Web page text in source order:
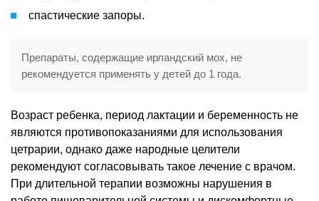
спастические запоры.
Препараты, содержащие ирландский мох, не
рекомендуется применять у детей до 1 года.
Возраст ребенка, период лактации и беременность не
являются противопоказаниями для использования
цетрарии, однако даже народные целители
рекомендуют согласовывать такое лечение с врачом.
При длительной терапии возможны нарушения в